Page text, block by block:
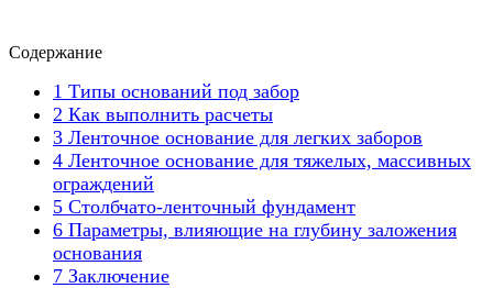
Содержание
1 Типы оснований под забор
2 Как выполнить расчеты
3 Ленточное основание для легких заборов
4 Ленточное основание для тяжелых, массивных
ограждений
5 Столбчато-ленточный фундамент
6 Параметры, влияющие на глубину заложения
основания
7 Заключение